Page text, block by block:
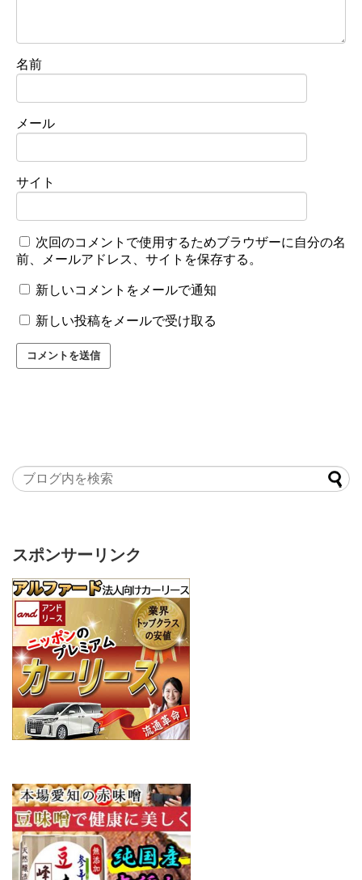
名前
メール
サイト
次回のコメントで使用するためブラウザーに自分の名
前、メールアドレス、サイトを保存する。
新しいコメントをメールで通知
新しい投稿をメールで受け取る
スポンサーリンク